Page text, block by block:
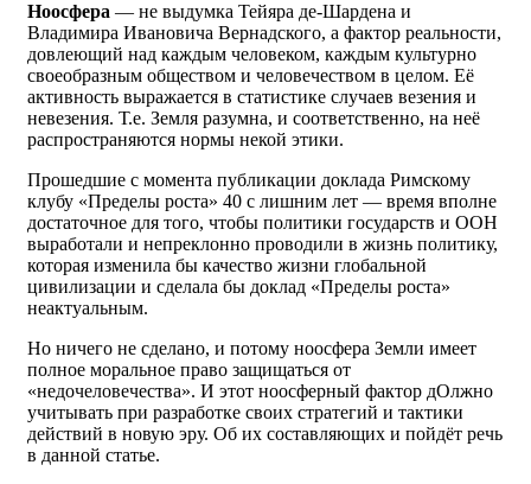
Ноосфера — не выдумка Тейяра де-Шардена и
Владимира Ивановича Вернадского, а фактор реальности,
довлеющий над каждым человеком, каждым культурно
своеобразным обществом и человечеством в целом. Её
активность выражается в статистике случаев везения и
невезения. Т.е. Земля разумна, и соответственно, на неё
распространяются нормы некой этики.
Прошедшие с момента публикации доклада Римскому
клубу «Пределы роста» 40 с лишним лет — время вполне
достаточное для того, чтобы политики государств и ООН
выработали и непреклонно проводили в жизнь политику,
которая изменила бы качество жизни глобальной
цивилизации и сделала бы доклад «Пределы роста»
неактуальным.
Но ничего не сделано, и потому ноосфера Земли имеет
полное моральное право защищаться от
«недочеловечества». И этот ноосферный фактор дОлжно
учитывать при разработке своих стратегий и тактики
действий в новую эру. Об их составляющих и пойдёт речь
в данной статье.